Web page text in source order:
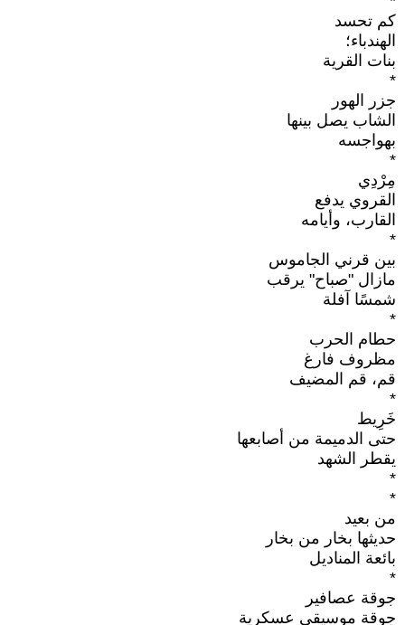
كم تحسد
الهندباء؛
بنات القرية
*
جزر الهور
الشاب يصل بينها
بهواجسه
*
مِرْدِي
القروي يدفع
القارب، وأيامه
*
بين قرني الجاموس
مازال "صباح" يرقب
شمسًا آفلة
*
حطام الحرب
مظروف فارغ
قم، قم المضيف
*
خَرِيط
حتى الدميمة من أصابعها
يقطر الشهد
*
*
من بعيد
حديثها بخار من بخار
بائعة المناديل
*
جوقة عصافير
جوقة موسيقى عسكرية